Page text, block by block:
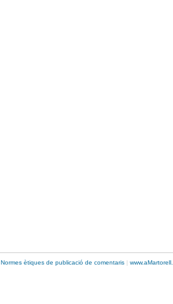
Normes ètiques de publicació de comentaris | www.aMartorell